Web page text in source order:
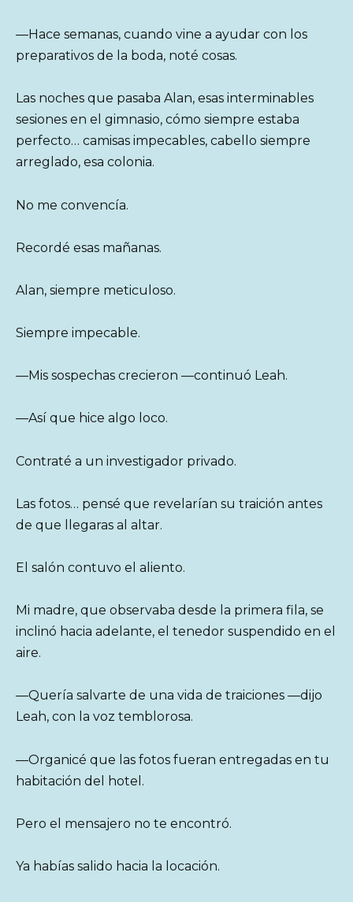
—Hace semanas, cuando vine a ayudar con los
preparativos de la boda, noté cosas.
Las noches que pasaba Alan, esas interminables
sesiones en el gimnasio, cómo siempre estaba
perfecto… camisas impecables, cabello siempre
arreglado, esa colonia.
No me convencía.
Recordé esas mañanas.
Alan, siempre meticuloso.
Siempre impecable.
—Mis sospechas crecieron —continuó Leah.
—Así que hice algo loco.
Contraté a un investigador privado.
Las fotos… pensé que revelarían su traición antes
de que llegaras al altar.
El salón contuvo el aliento.
Mi madre, que observaba desde la primera fila, se
inclinó hacia adelante, el tenedor suspendido en el
aire.
—Quería salvarte de una vida de traiciones —dijo
Leah, con la voz temblorosa.
—Organicé que las fotos fueran entregadas en tu
habitación del hotel.
Pero el mensajero no te encontró.
Ya habías salido hacia la locación.